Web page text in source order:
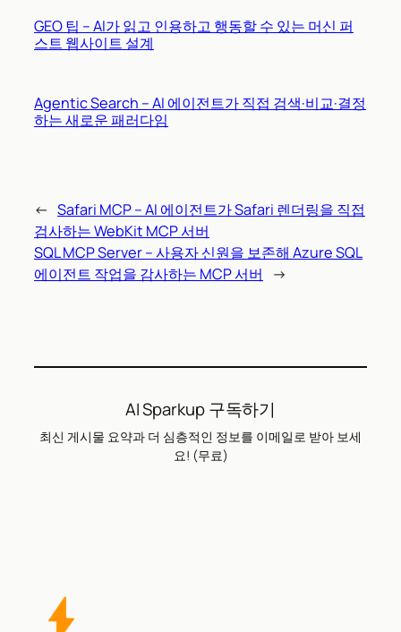
GEO 팁 – AI가 읽고 인용하고 행동할 수 있는 머신 퍼
스트 웹사이트 설계
Agentic Search – AI 에이전트가 직접 검색·비교·결정
하는 새로운 패러다임
← Safari MCP – AI 에이전트가 Safari 렌더링을 직접
검사하는 WebKit MCP 서버
SQL MCP Server – 사용자 신원을 보존해 Azure SQL
에이전트 작업을 감사하는 MCP 서버
→
AI Sparkup 구독하기
최신 게시물 요약과 더 심층적인 정보를 이메일로 받아 보세
요! (무료)